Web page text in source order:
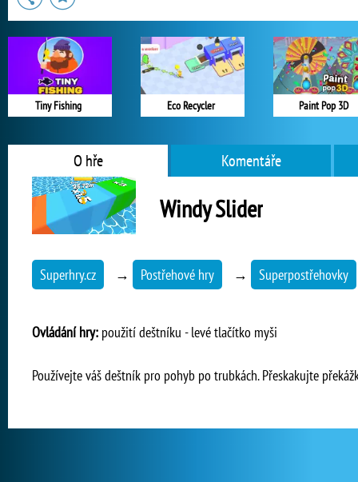
Tiny Fishing Eco Recycler Paint Pop 3D
O hře Komentáře
Windy Slider
Superhry.cz → Postřehové hry → Superpostřehovky
Ovládání hry: použití deštníku - levé tlačítko myši
Používejte váš deštník pro pohyb po trubkách. Přeskakujte